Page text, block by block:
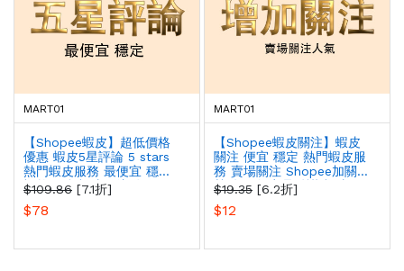
MART01
【Shopee蝦皮】超低價格
優惠 蝦皮5星評論 5 stars
熱門蝦皮服務 最便宜 穩定
蝦幣回饋 蝦皮關注粉絲 經
營時間老店 Shopee
Reviews 增加粉絲關注
$109.86 [7.1折]
$78
MART01
【Shopee蝦皮關注】蝦皮
關注 便宜 穩定 熱門蝦皮服
務 賣場關注 Shopee加關注
熱銷服務 商品點讚 蝦皮關
注快速提升 吸引更多人買您
商城的商品
$19.35 [6.2折]
$12